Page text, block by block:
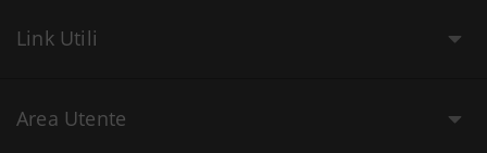
Link Utili
Area Utente